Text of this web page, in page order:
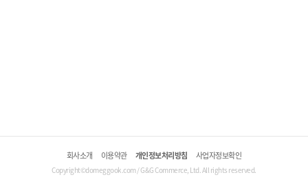
회사소개 이용약관 개인정보처리방침 사업자정보확인
Copyright©domeggook.com / G&G Commerce, Ltd. All rights reserved.